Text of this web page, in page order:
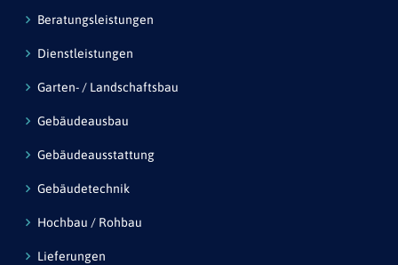
Beratungsleistungen
Dienstleistungen
Garten- / Landschaftsbau
Gebäudeausbau
Gebäudeausstattung
Gebäudetechnik
Hochbau / Rohbau
Lieferungen